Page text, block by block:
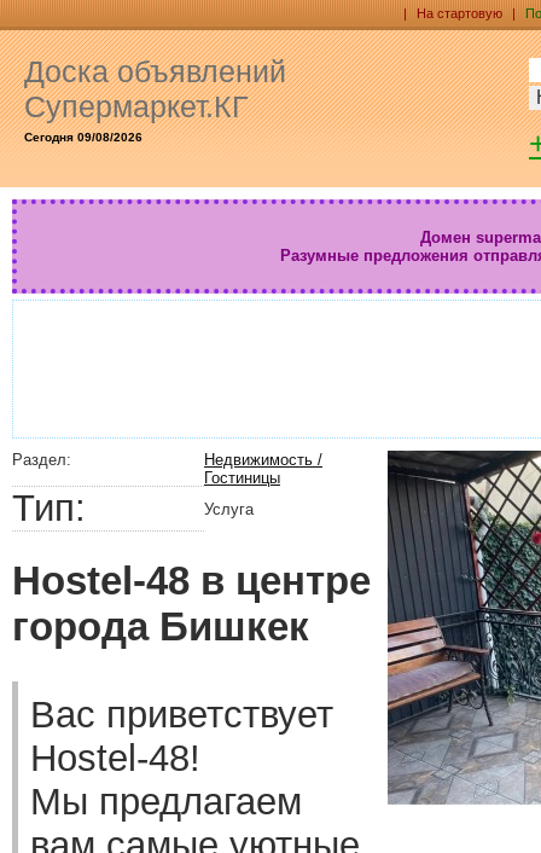
| На стартовую |
Доска объявлений
Супермаркет.КГ
Сегодня 09/08/2026
Домен
Разумные предложения
Раздел:
Недвижимость /
Гостиницы
Тип: Услуга
Hostel-48 в центре
города Бишкек
Вас приветствует
Hostel-48!
Мы предлагаем